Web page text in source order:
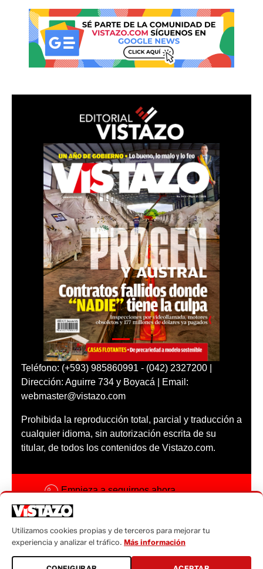
Teléfono: (+593) 985860991 - (042) 2327200 |
Dirección: Aguirre 734 y Boyacá | Email:
webmaster@vistazo.com
Prohibida la reproducción total, parcial y traducción a
cualquier idioma, sin autorización escrita de su
titular, de todos los contenidos de Vistazo.com.
Empieza a seguirnos ahora
Código ética
Sugerencias a:
Utilizamos cookies propias y de terceros para mejorar tu
experiencia y analizar el tráfico. Más información